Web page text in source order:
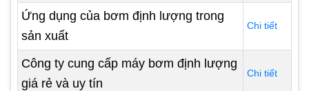
Ứng dụng của bơm định lượng trong
sản xuất
Chi tiết
Công ty cung cấp máy bơm định lượng
giá rẻ và uy tín
Chi tiết